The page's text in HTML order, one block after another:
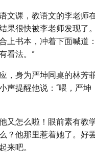
文课，教语文的李老师
果很快被李老师发现了
上书本，冲着下面喊道
看法。”
，身为严坤同桌的林芳
声提醒他说：“喂，严
又怎么啦！眼前素有教
？他那里惹着她了。好
来吧。